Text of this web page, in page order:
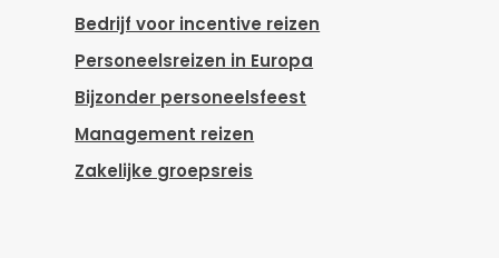
Bedrijf voor incentive reizen
Personeelsreizen in Europa
Bijzonder personeelsfeest
Management reizen
Zakelijke groepsreis